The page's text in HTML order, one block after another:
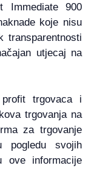
Immediate 900
koje nisu
transparentnosti
utjecaj na
trgovaca i
trgovanja na
za trgovanje
pogledu svojih
ove informacije